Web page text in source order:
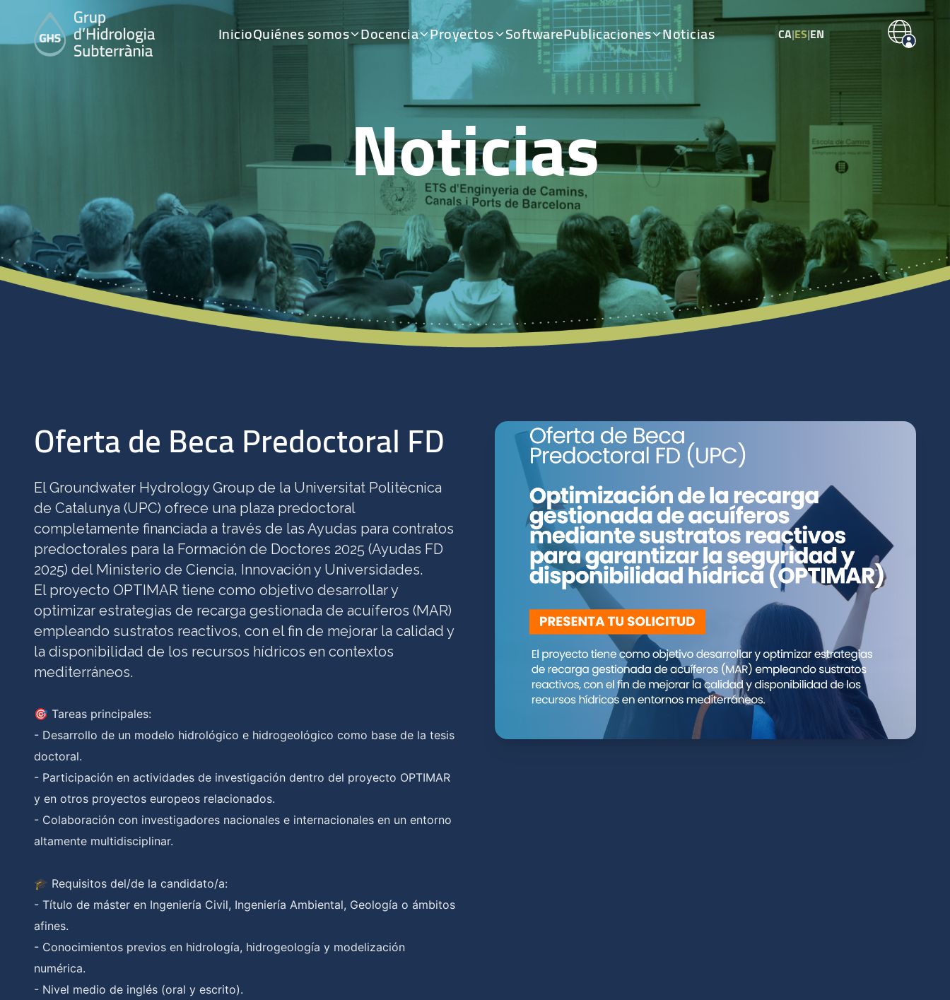
InicioQuiénes somos Docencia Proyectos SoftwarePublicaciones Noticias CA|ES|EN
Noticias
Oferta de Beca Predoctoral FD
El Groundwater Hydrology Group de la Universitat Politècnica
de Catalunya (UPC) ofrece una plaza predoctoral
completamente financiada a través de las Ayudas para contratos
predoctorales para la Formación de Doctores 2025 (Ayudas FD
2025) del Ministerio de Ciencia, Innovación y Universidades.
El proyecto OPTIMAR tiene como objetivo desarrollar y
optimizar estrategias de recarga gestionada de acuíferos (MAR)
empleando sustratos reactivos, con el fin de mejorar la calidad y
la disponibilidad de los recursos hídricos en contextos
mediterráneos.
🎯 Tareas principales:
- Desarrollo de un modelo hidrológico e hidrogeológico como base de la tesis
doctoral.
- Participación en actividades de investigación dentro del proyecto OPTIMAR
y en otros proyectos europeos relacionados.
- Colaboración con investigadores nacionales e internacionales en un entorno
altamente multidisciplinar.
🎓 Requisitos del/de la candidato/a:
- Título de máster en Ingeniería Civil, Ingeniería Ambiental, Geología o ámbitos
afines.
- Conocimientos previos en hidrología, hidrogeología y modelización
numérica.
- Nivel medio de inglés (oral y escrito).